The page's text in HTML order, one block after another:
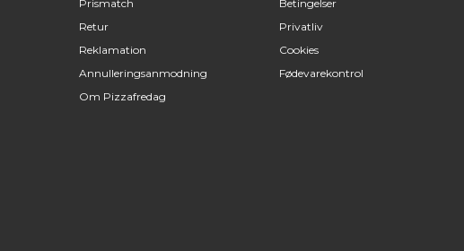
Prismatch
Retur
Reklamation
Annulleringsanmodning
Om Pizzafredag
Betingelser
Privatliv
Cookies
Fødevarekontrol